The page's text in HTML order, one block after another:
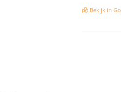
Bekijk in